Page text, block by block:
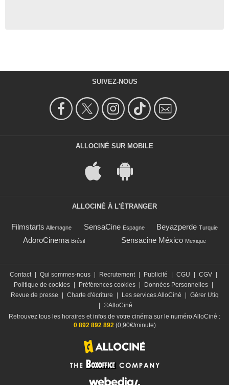
SUIVEZ-NOUS
ALLOCINÉ SUR MOBILE
ALLOCINÉ À L'ÉTRANGER
Filmstarts Allemagne SensaCine Espagne Beyazperde Turquie
AdoroCinema Brésil Sensacine México Mexique
Contact Qui sommes-nous Recrutement Publicité CGU CGV
Politique de cookies
Préférences cookies Données Personnelles
Revue de presse
Charte d'écriture Les services AlloCiné
Gérer Utiq
©AlloCiné
Retrouvez tous les horaires et infos de votre cinéma sur le numéro AlloCiné :
0 892 892 892(0,90€/minute)